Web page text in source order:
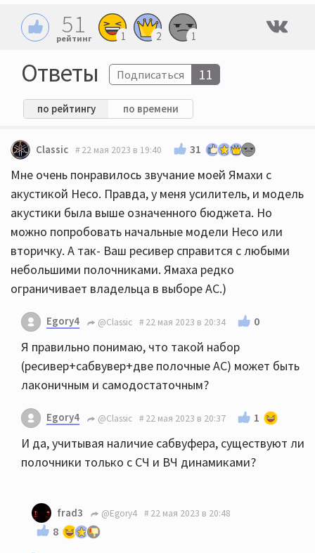
51
рейтинг 1 2 1
Ответы Подписаться 11
по рейтингу по времени
Classic 22 мая 2023 в 19:40 31
Мне очень понравилось звучание моей Ямахи с
акустикой Heco. Правда, у меня усилитель, и модель
акустики была выше означенного бюджета. Но
можно попробовать начальные модели Heco или
вторичку. А так- Ваш ресивер справится с любыми
небольшими полочниками. Ямаха редко
ограничивает владельца в выборе АС.)
Egory4 @Classic 22 мая 2023 в 20:34 0
Я правильно понимаю, что такой набор
(ресивер+сабвувер+две полочные АС) может быть
лаконичным и самодостаточным?
Egory4 @Classic 22 мая 2023 в 20:37 1
И да, учитывая наличие сабвуфера, существуют ли
полочники только с СЧ и ВЧ динамиками?
frad3 @Egory4 22 мая 2023 в 20:48
8